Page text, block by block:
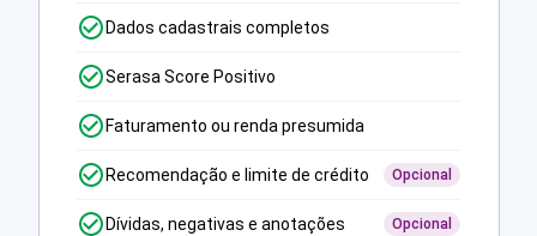
Dados cadastrais completos
Serasa Score Positivo
Faturamento ou renda presumida
Recomendação e limite de crédito Opcional
Dívidas, negativas e anotações Opcional